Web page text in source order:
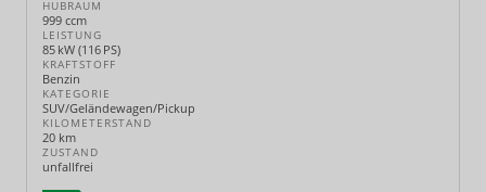
HUBRAUM
999 ccm
LEISTUNG
85 kW (116 PS)
KRAFTSTOFF
Benzin
KATEGORIE
SUV/Geländewagen/Pickup
KILOMETERSTAND
20 km
ZUSTAND
unfallfrei